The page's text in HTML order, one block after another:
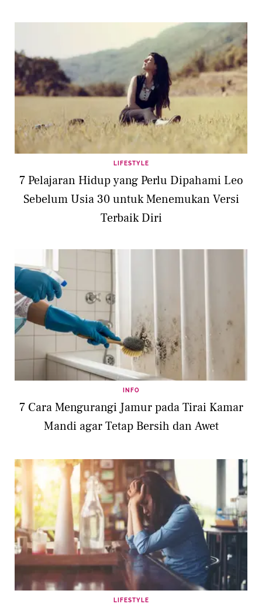
LIFESTYLE
7 Pelajaran Hidup yang Perlu Dipahami Leo
Sebelum Usia 30 untuk Menemukan Versi
Terbaik Diri
INFO
7 Cara Mengurangi Jamur pada Tirai Kamar
Mandi agar Tetap Bersih dan Awet
LIFESTYLE